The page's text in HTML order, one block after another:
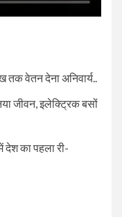
तक वेतन देना अनिवार्य..
जीवन, इलेक्ट्रिक बसों
देश का पहला री-